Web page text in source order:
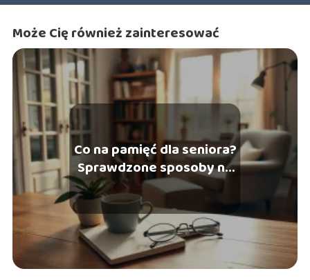
Może Cię również zainteresować
Co na pamięć dla seniora?
Sprawdzone sposoby na
lepszą koncentrację